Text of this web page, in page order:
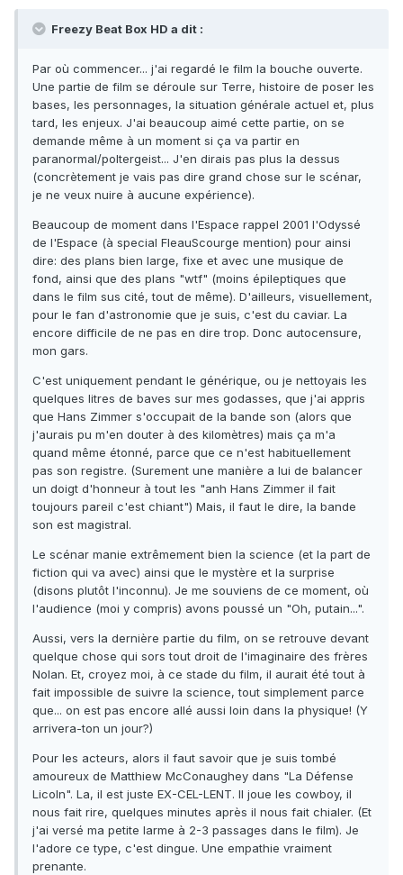
Freezy Beat Box HD a dit :
Par où commencer... j'ai regardé le film la bouche ouverte.
Une partie de film se déroule sur Terre, histoire de poser les
bases, les personnages, la situation générale actuel et, plus
tard, les enjeux. J'ai beaucoup aimé cette partie, on se
demande même à un moment si ça va partir en
paranormal/poltergeist... J'en dirais pas plus la dessus
(concrètement je vais pas dire grand chose sur le scénar,
je ne veux nuire à aucune expérience).
Beaucoup de moment dans l'Espace rappel 2001 l'Odyssé
de l'Espace (à special FleauScourge mention) pour ainsi
dire: des plans bien large, fixe et avec une musique de
fond, ainsi que des plans "wtf" (moins épileptiques que
dans le film sus cité, tout de même). D'ailleurs, visuellement,
pour le fan d'astronomie que je suis, c'est du caviar. La
encore difficile de ne pas en dire trop. Donc autocensure,
mon gars.
C'est uniquement pendant le générique, ou je nettoyais les
quelques litres de baves sur mes godasses, que j'ai appris
que Hans Zimmer s'occupait de la bande son (alors que
j'aurais pu m'en douter à des kilomètres) mais ça m'a
quand même étonné, parce que ce n'est habituellement
pas son registre. (Surement une manière a lui de balancer
un doigt d'honneur à tout les "anh Hans Zimmer il fait
toujours pareil c'est chiant") Mais, il faut le dire, la bande
son est magistral.
Le scénar manie extrêmement bien la science (et la part de
fiction qui va avec) ainsi que le mystère et la surprise
(disons plutôt l'inconnu). Je me souviens de ce moment, où
l'audience (moi y compris) avons poussé un "Oh, putain...".
Aussi, vers la dernière partie du film, on se retrouve devant
quelque chose qui sors tout droit de l'imaginaire des frères
Nolan. Et, croyez moi, à ce stade du film, il aurait été tout à
fait impossible de suivre la science, tout simplement parce
que... on est pas encore allé aussi loin dans la physique! (Y
arrivera-ton un jour?)
Pour les acteurs, alors il faut savoir que je suis tombé
amoureux de Matthiew McConaughey dans "La Défense
Licoln". La, il est juste EX-CEL-LENT. Il joue les cowboy, il
nous fait rire, quelques minutes après il nous fait chialer. (Et
j'ai versé ma petite larme à 2-3 passages dans le film). Je
l'adore ce type, c'est dingue. Une empathie vraiment
prenante.